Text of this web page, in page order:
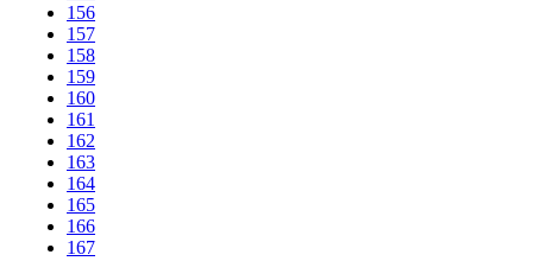
156
157
158
159
160
161
162
163
164
165
166
167